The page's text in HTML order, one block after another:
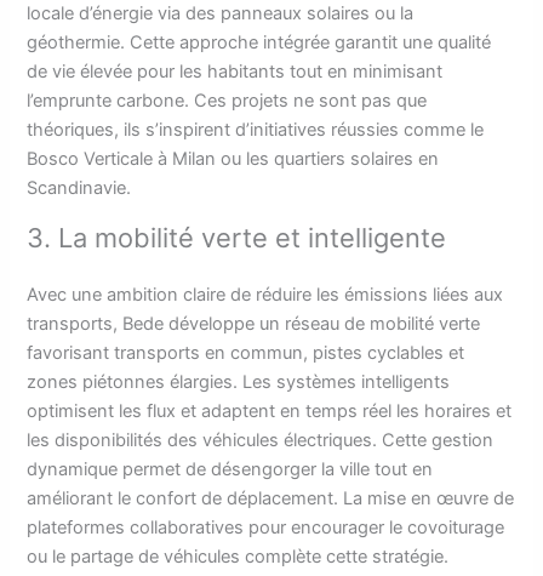
locale d’énergie via des panneaux solaires ou la
géothermie. Cette approche intégrée garantit une qualité
de vie élevée pour les habitants tout en minimisant
l’emprunte carbone. Ces projets ne sont pas que
théoriques, ils s’inspirent d’initiatives réussies comme le
Bosco Verticale à Milan ou les quartiers solaires en
Scandinavie.
3. La mobilité verte et intelligente
Avec une ambition claire de réduire les émissions liées aux
transports, Bede développe un réseau de mobilité verte
favorisant transports en commun, pistes cyclables et
zones piétonnes élargies. Les systèmes intelligents
optimisent les flux et adaptent en temps réel les horaires et
les disponibilités des véhicules électriques. Cette gestion
dynamique permet de désengorger la ville tout en
améliorant le confort de déplacement. La mise en œuvre de
plateformes collaboratives pour encourager le covoiturage
ou le partage de véhicules complète cette stratégie.